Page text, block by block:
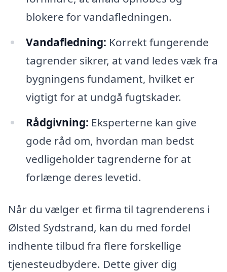
blokere for vandafledningen.
Vandafledning: Korrekt fungerende
tagrender sikrer, at vand ledes væk fra
bygningens fundament, hvilket er
vigtigt for at undgå fugtskader.
Rådgivning: Eksperterne kan give
gode råd om, hvordan man bedst
vedligeholder tagrenderne for at
forlænge deres levetid.
Når du vælger et firma til tagrenderens i
Ølsted Sydstrand, kan du med fordel
indhente tilbud fra flere forskellige
tjenesteudbydere. Dette giver dig